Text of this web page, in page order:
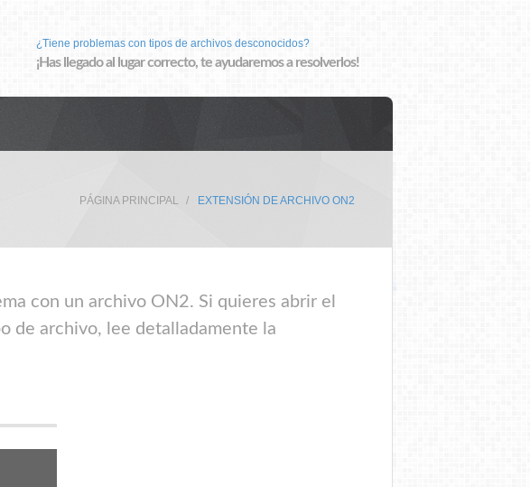
¿Tiene problemas con tipos de archivos desconocidos?
¡Has llegado al lugar correcto, te ayudaremos a resolverlos!
PÁGINA PRINCIPAL EXTENSIÓN DE ARCHIVO ON2
con un archivo ON2. Si quieres abrir el
de archivo, lee detalladamente la